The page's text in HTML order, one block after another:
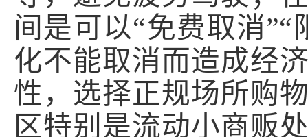
间是可以“免费取消”“
化不能取消而造成经
性，选择正规场所购
区特别是流动小商贩